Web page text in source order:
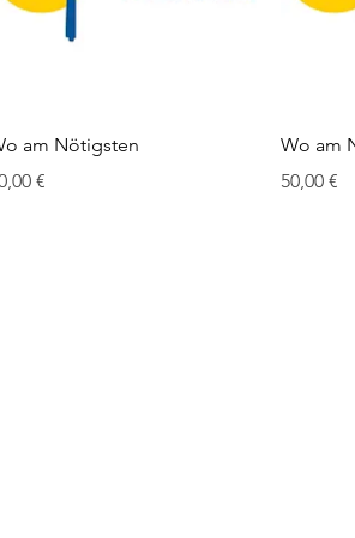
Schnellansicht
am Nötigsten
€
Wo am
Preis
50,00 €